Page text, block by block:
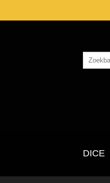
to
Search
DICE